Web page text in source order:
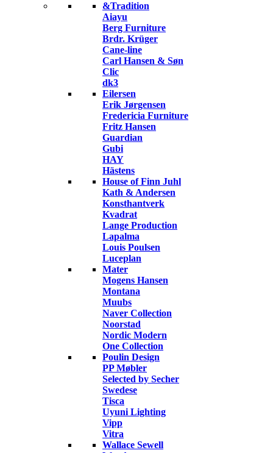
&Tradition
Aiayu
Berg Furniture
Brdr. Krüger
Cane-line
Carl Hansen & Søn
Clic
dk3
Eilersen
Erik Jørgensen
Fredericia Furniture
Fritz Hansen
Guardian
Gubi
HAY
Hästens
House of Finn Juhl
Kath & Andersen
Konsthantverk
Kvadrat
Lange Production
Lapalma
Louis Poulsen
Luceplan
Mater
Mogens Hansen
Montana
Muubs
Naver Collection
Noorstad
Nordic Modern
One Collection
Poulin Design
PP Møbler
Selected by Secher
Swedese
Tisca
Uyuni Lighting
Vipp
Vitra
Wallace Sewell